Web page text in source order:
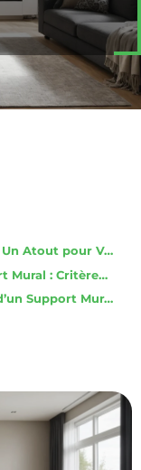
Le Support Mural Pivotant : Un Atout pour Votre Salon
Le Choix du Meilleur Support Mural : Critères et Conseils
L’Installation et l’Entretien d’un Support Mural Pivotant